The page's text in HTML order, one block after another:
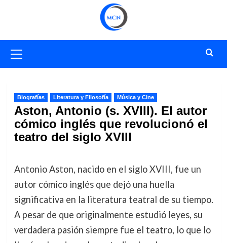
primario
Biografías Literatura y Filosofía Música y Cine
Aston, Antonio (s. XVIII). El autor
cómico inglés que revolucionó el
teatro del siglo XVIII
Antonio Aston, nacido en el siglo XVIII, fue un
autor cómico inglés que dejó una huella
significativa en la literatura teatral de su tiempo.
A pesar de que originalmente estudió leyes, su
verdadera pasión siempre fue el teatro, lo que lo